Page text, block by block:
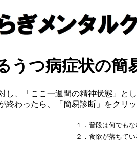
うつ病症状の簡
し、「ここ一週間の精神状態」と
終わったら、「簡易診断」をクリ
１．普段は何でも
２．食欲が落ちて